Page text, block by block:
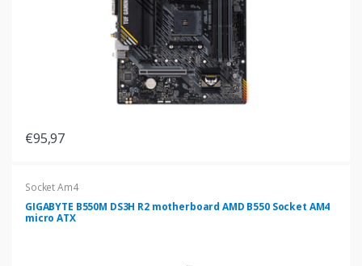
€95,97
Socket Am4
GIGABYTE B550M DS3H R2 motherboard AMD B550 Socket AM4
micro ATX